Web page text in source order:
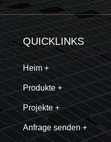
QUICKLINKS
Heim +
Produkte +
Projekte +
Anfrage senden +